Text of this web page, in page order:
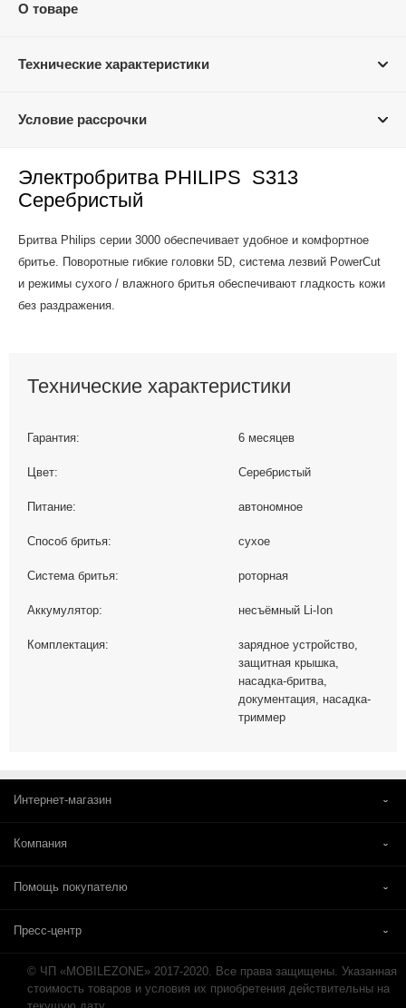
О товаре
Технические характеристики
Условие рассрочки
Электробритва PHILIPS S313
Серебристый
Бритва Philips серии 3000 обеспечивает удобное и комфортное
бритье. Поворотные гибкие головки 5D, система лезвий PowerCut
и режимы сухого / влажного бритья обеспечивают гладкость кожи
без раздражения.
Технические характеристики
Гарантия: 6 месяцев
Цвет: Серебристый
Питание: автономное
Способ бритья: сухое
Система бритья: роторная
Аккумулятор: несъёмный Li-Ion
Комплектация:
зарядное устройство,
защитная крышка,
насадка-бритва,
документация, насадка-
триммер
Интернет-магазин
Компания
Помощь покупателю
Пресс-центр
© ЧП «MOBILEZONE» 2017-2020. Все права защищены. Указанная
стоимость товаров и условия их приобретения действительны на